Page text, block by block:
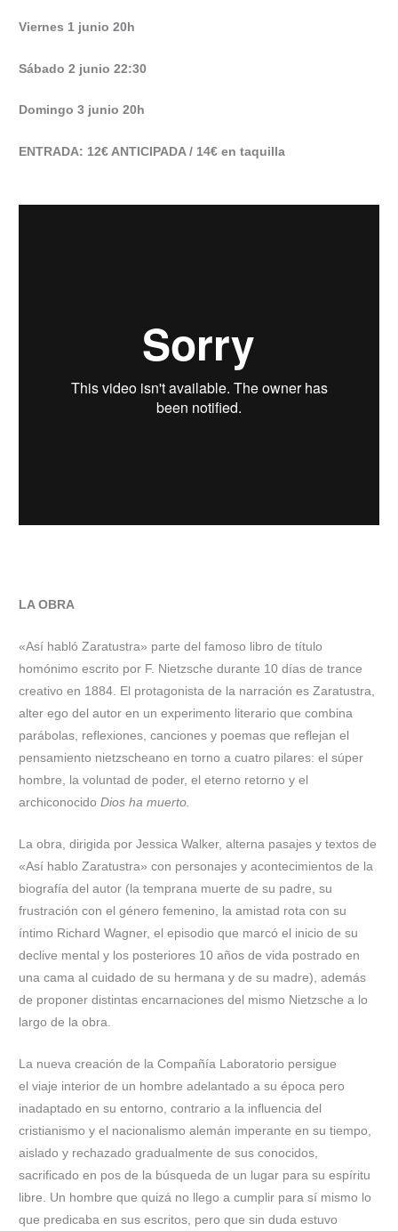
Viernes 1 junio 20h
Sábado 2 junio 22:30
Domingo 3 junio 20h
ENTRADA: 12€ ANTICIPADA / 14€ en taquilla
LA OBRA
«Así habló Zaratustra» parte del famoso libro de título
homónimo escrito por F. Nietzsche durante 10 días de trance
creativo en 1884. El protagonista de la narración es Zaratustra,
alter ego del autor en un experimento literario que combina
parábolas, reflexiones, canciones y poemas que reflejan el
pensamiento nietzscheano en torno a cuatro pilares: el súper
hombre, la voluntad de poder, el eterno retorno y el
archiconocidoDios ha muerto.
La obra, dirigida por Jessica Walker, alterna pasajes y textos de
«Así hablo Zaratustra» con personajes y acontecimientos de la
biografía del autor (la temprana muerte de su padre, su
frustración con el género femenino, la amistad rota con su
íntimo Richard Wagner, el episodio que marcó el inicio de su
declive mental y los posteriores 10 años de vida postrado en
una cama al cuidado de su hermana y de su madre), además
de proponer distintas encarnaciones del mismo Nietzsche a lo
largo de la obra.
La nueva creación de la Compañía Laboratorio persigue
el viaje interior de un hombre adelantado a su época pero
inadaptado en su entorno, contrario a la influencia del
cristianismo y el nacionalismo alemán imperante en su tiempo,
aislado y rechazado gradualmente de sus conocidos,
sacrificado en pos de la búsqueda de un lugar para su espíritu
libre. Un hombre que quizá no llego a cumplir para sí mismo lo
que predicaba en sus escritos, pero que sin duda estuvo